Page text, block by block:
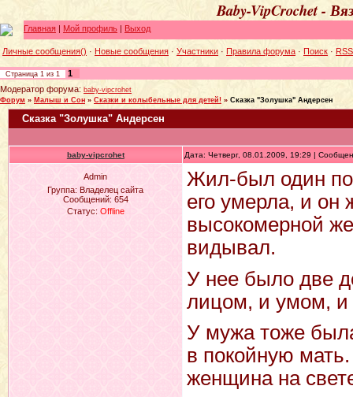
Baby-VipCrochet -
Главная | Мой профиль | Выход
Личные сообщения() · Новые сообщения · Участники · Правила форума · Поиск · RSS
Страница 1 из 1
1
Модератор форума: baby-vipcrohet
Форум » Малыш и Сон » Сказки и колыбельные для детей! » Сказка "Золушка" Андерсен
Сказка "Золушка" Андерсен
baby-vipcrohet Дата: Четверг, 08.01.2009, 19:29 |
Admin
Группа: Владелец сайта
Сообщений: 654
Статус: Offline
Жил-был один
его умерла, и он
высокомерной
видывал.
У нее было две
лицом, и умом, и
У мужа тоже
в покойную
женщина на